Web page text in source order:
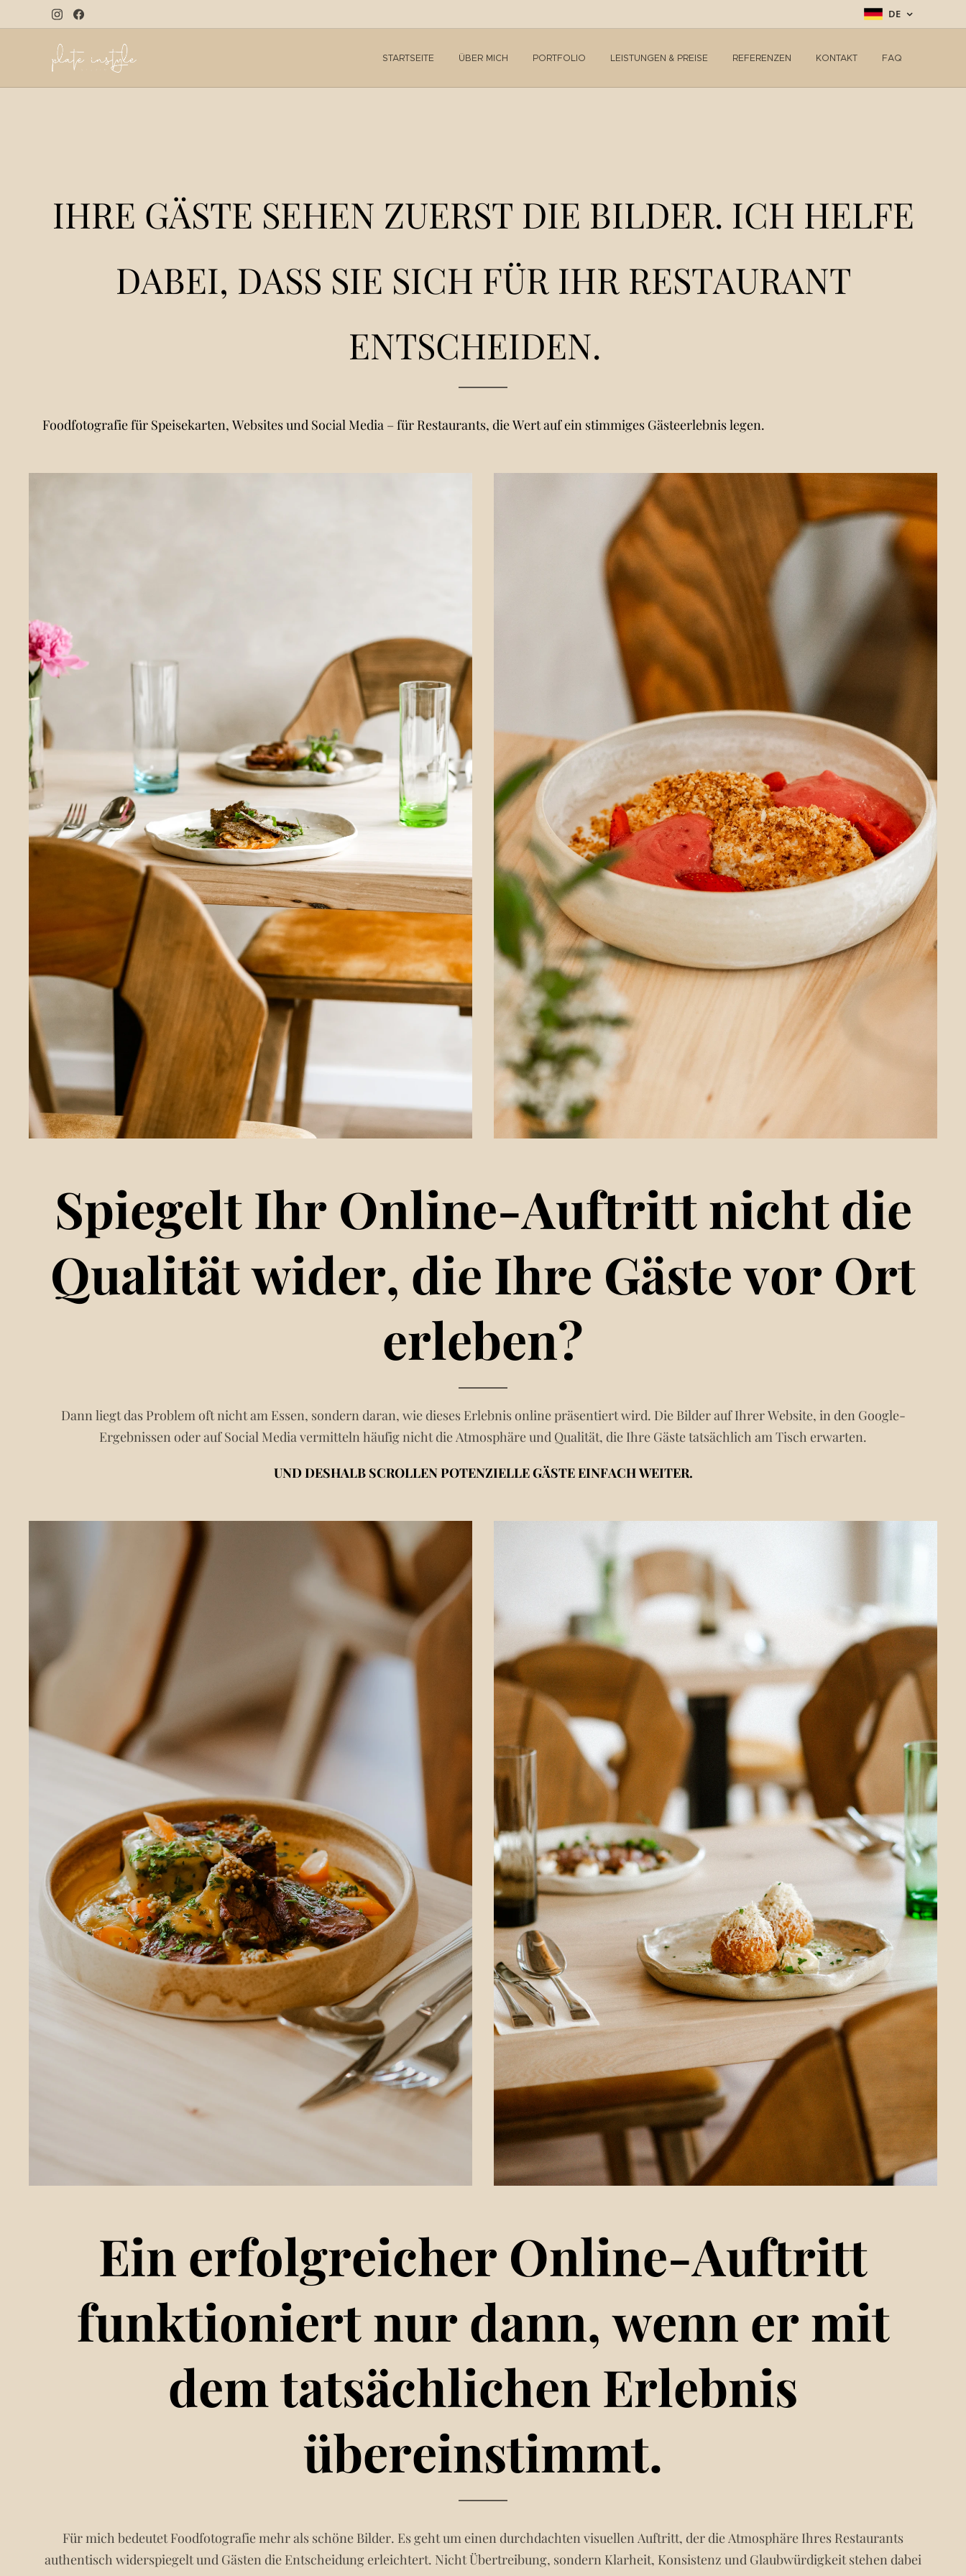
DE
STARTSEITE ÜBER MICH PORTFOLIO LEISTUNGEN & PREISE REFERENZEN KONTAKT FAQ
IHRE GÄSTE SEHEN ZUERST DIE BILDER. ICH HELFE
DABEI, DASS SIE SICH FÜR IHR RESTAURANT
ENTSCHEIDEN.
Foodfotografie für Speisekarten, Websites und Social Media – für Restaurants, die Wert auf ein stimmiges Gästeerlebnis legen.
Spiegelt Ihr Online-Auftritt nicht die
Qualität wider, die Ihre Gäste vor Ort
erleben?
Dann liegt das Problem oft nicht am Essen, sondern daran, wie dieses Erlebnis online präsentiert wird. Die Bilder auf Ihrer Website, in den Google-
Ergebnissen oder auf Social Media vermitteln häufig nicht die Atmosphäre und Qualität, die Ihre Gäste tatsächlich am Tisch erwarten.
UND DESHALB SCROLLEN POTENZIELLE GÄSTE EINFACH WEITER.
Ein erfolgreicher Online-Auftritt
funktioniert nur dann, wenn er mit
dem tatsächlichen Erlebnis
übereinstimmt.
Für mich bedeutet Foodfotografie mehr als schöne Bilder. Es geht um einen durchdachten visuellen Auftritt, der die Atmosphäre Ihres Restaurants
authentisch widerspiegelt und Gästen die Entscheidung erleichtert. Nicht Übertreibung, sondern Klarheit, Konsistenz und Glaubwürdigkeit stehen dabei